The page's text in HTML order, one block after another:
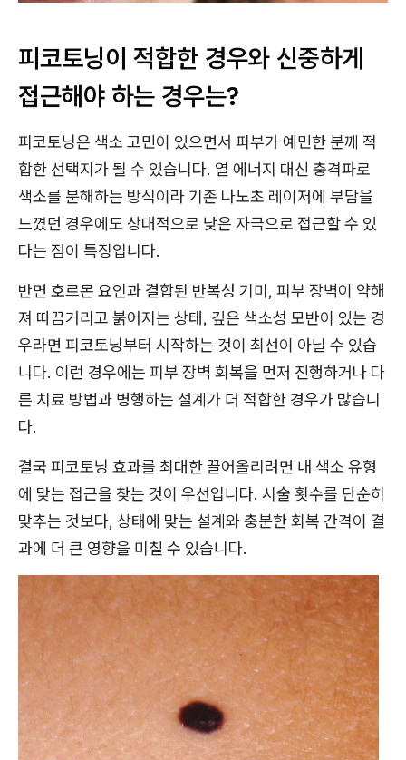
피코토닝이 적합한 경우와 신중하게
접근해야 하는 경우는?
피코토닝은 색소 고민이 있으면서 피부가 예민한 분께 적
합한 선택지가 될 수 있습니다. 열 에너지 대신 충격파로
색소를 분해하는 방식이라 기존 나노초 레이저에 부담을
느꼈던 경우에도 상대적으로 낮은 자극으로 접근할 수 있
다는 점이 특징입니다.
반면 호르몬 요인과 결합된 반복성 기미, 피부 장벽이 약해
져 따끔거리고 붉어지는 상태, 깊은 색소성 모반이 있는 경
우라면 피코토닝부터 시작하는 것이 최선이 아닐 수 있습
니다. 이런 경우에는 피부 장벽 회복을 먼저 진행하거나 다
른 치료 방법과 병행하는 설계가 더 적합한 경우가 많습니
다.
결국 피코토닝 효과를 최대한 끌어올리려면 내 색소 유형
에 맞는 접근을 찾는 것이 우선입니다. 시술 횟수를 단순히
맞추는 것보다, 상태에 맞는 설계와 충분한 회복 간격이 결
과에 더 큰 영향을 미칠 수 있습니다.